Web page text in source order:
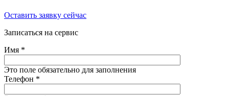
Оставить заявку сейчас
Записаться на сервис
Имя *
Это поле обязательно для заполнения
Телефон *